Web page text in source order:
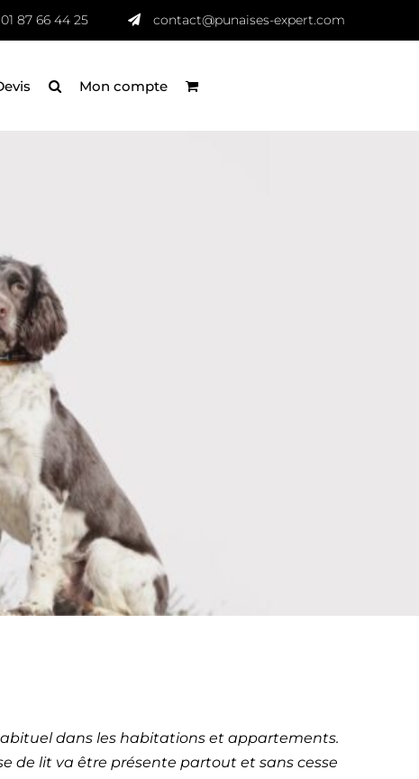
01 87 66 44 25 contact@punaises-expert.com
Mon compte
dans les habitations et appartements.
de lit va être présente partout et sans cesse